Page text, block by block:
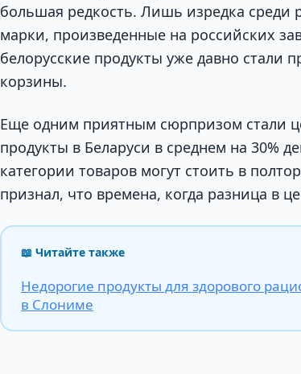
большая редкость. Лишь изредка
марки, произведенные на российских
белорусские продукты уже давно стали
корзины.
Еще одним приятным сюрпризом стали
продукты в Беларуси в среднем на 30%
категории товаров могут стоить в
признал, что времена, когда разница в
📖 Читайте также
Недорогие продукты для здорового
в Слониме